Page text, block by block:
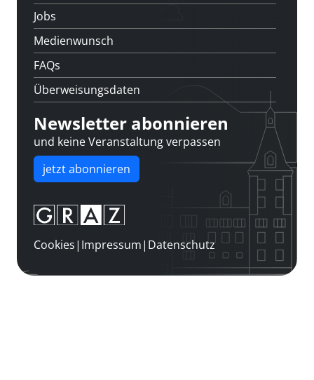
Jobs
Medienwunsch
FAQs
Überweisungsdaten
Newsletter abonnieren
und keine Veranstaltung verpassen
jetzt abonnieren
Cookies| Impressum| Datenschutz